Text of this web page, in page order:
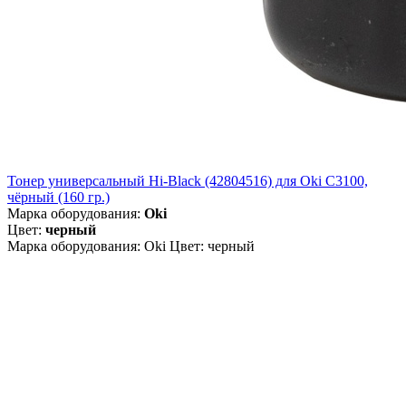
Тонер универсальный Hi-Black (42804516) для Oki С3100,
чёрный (160 гр.)
Марка оборудования: Oki
Цвет: черный
Марка оборудования: Oki Цвет: черный